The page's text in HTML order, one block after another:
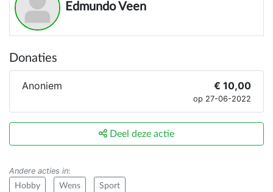
Edmundo Veen
Donaties
Anoniem € 10,00
op 27-06-2022
Deel deze actie
Andere acties in:
Hobby Wens Sport